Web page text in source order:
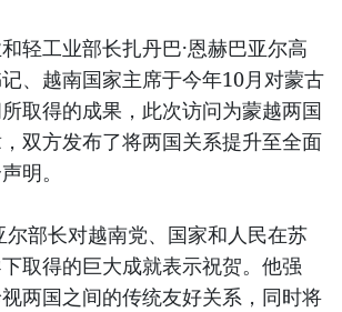
轻工业部长扎丹巴·恩赫巴亚尔高
、越南国家主席于今年10月对蒙古
取得的成果，此次访问为蒙越两国
双方发布了将两国关系提升至全面
明。
尔部长对越南党、国家和人民在苏
取得的巨大成就表示祝贺。他强
两国之间的传统友好关系，同时将